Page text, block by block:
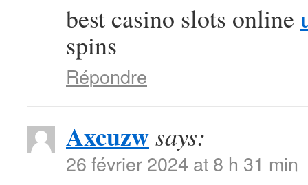
best casino slots online
spins
Répondre
Axcuzwsays:
26 février 2024 at 8 h 31 min